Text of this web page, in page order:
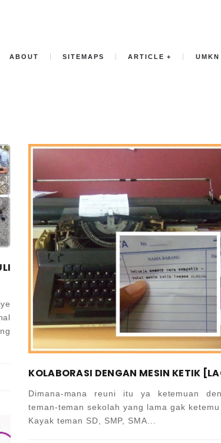
ABOUT SITEMAPS ARTICLE
KOLABORASI DENGAN MESIN KETIK
Dimana-mana reuni itu ya ketemuan
teman-teman sekolah yang lama gak
Kayak teman SD, SMP, SMA...